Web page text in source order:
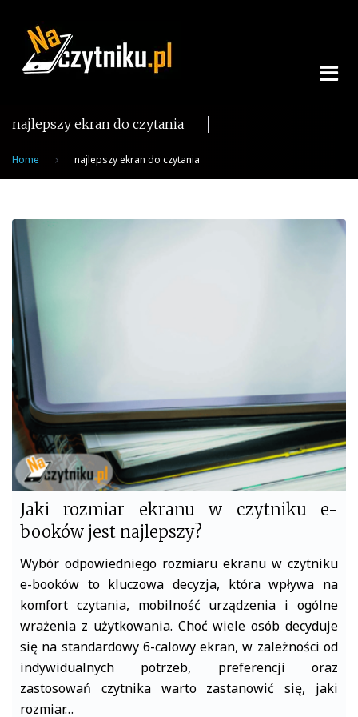
content
najlepszy ekran do czytania
Home najlepszy ekran do czytania
Tag:
najlepszy
ekran
do
czytania
Jaki rozmiar ekranu w czytniku e-
booków jest najlepszy?
Wybór odpowiedniego rozmiaru ekranu w czytniku
e-booków to kluczowa decyzja, która wpływa na
komfort czytania, mobilność urządzenia i ogólne
wrażenia z użytkowania. Choć wiele osób decyduje
się na standardowy 6-calowy ekran, w zależności od
indywidualnych potrzeb, preferencji oraz
zastosowań czytnika warto zastanowić się, jaki
rozmiar…